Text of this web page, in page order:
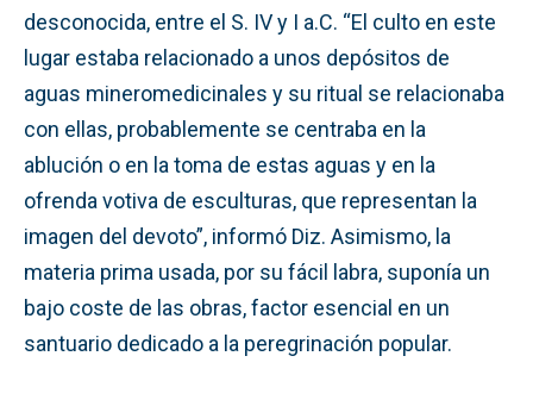
desconocida, entre el S. IV y I a.C. “El culto en este
lugar estaba relacionado a unos depósitos de
aguas mineromedicinales y su ritual se relacionaba
con ellas, probablemente se centraba en la
ablución o en la toma de estas aguas y en la
ofrenda votiva de esculturas, que representan la
imagen del devoto”, informó Diz. Asimismo, la
materia prima usada, por su fácil labra, suponía un
bajo coste de las obras, factor esencial en un
santuario dedicado a la peregrinación popular.